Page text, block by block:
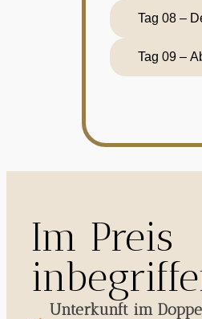
Tag 08 –
Tag 09 –
Im Preis
Unterkunft im